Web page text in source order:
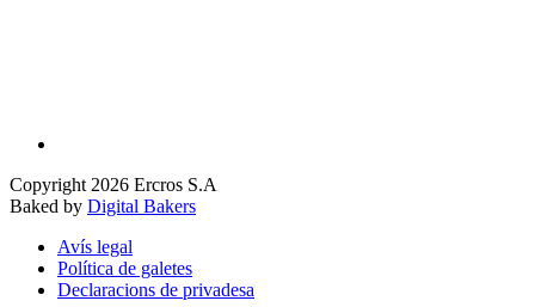
Copyright 2026 Ercros S.A
Baked by Digital Bakers
Avís legal
Política de galetes
Declaracions de privadesa